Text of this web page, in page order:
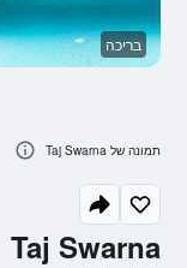
Taj Swarna
בריכה
תמונה של Taj Swarna